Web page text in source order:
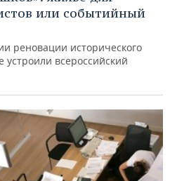
или событийный
реновации исторического
устроили всероссийский